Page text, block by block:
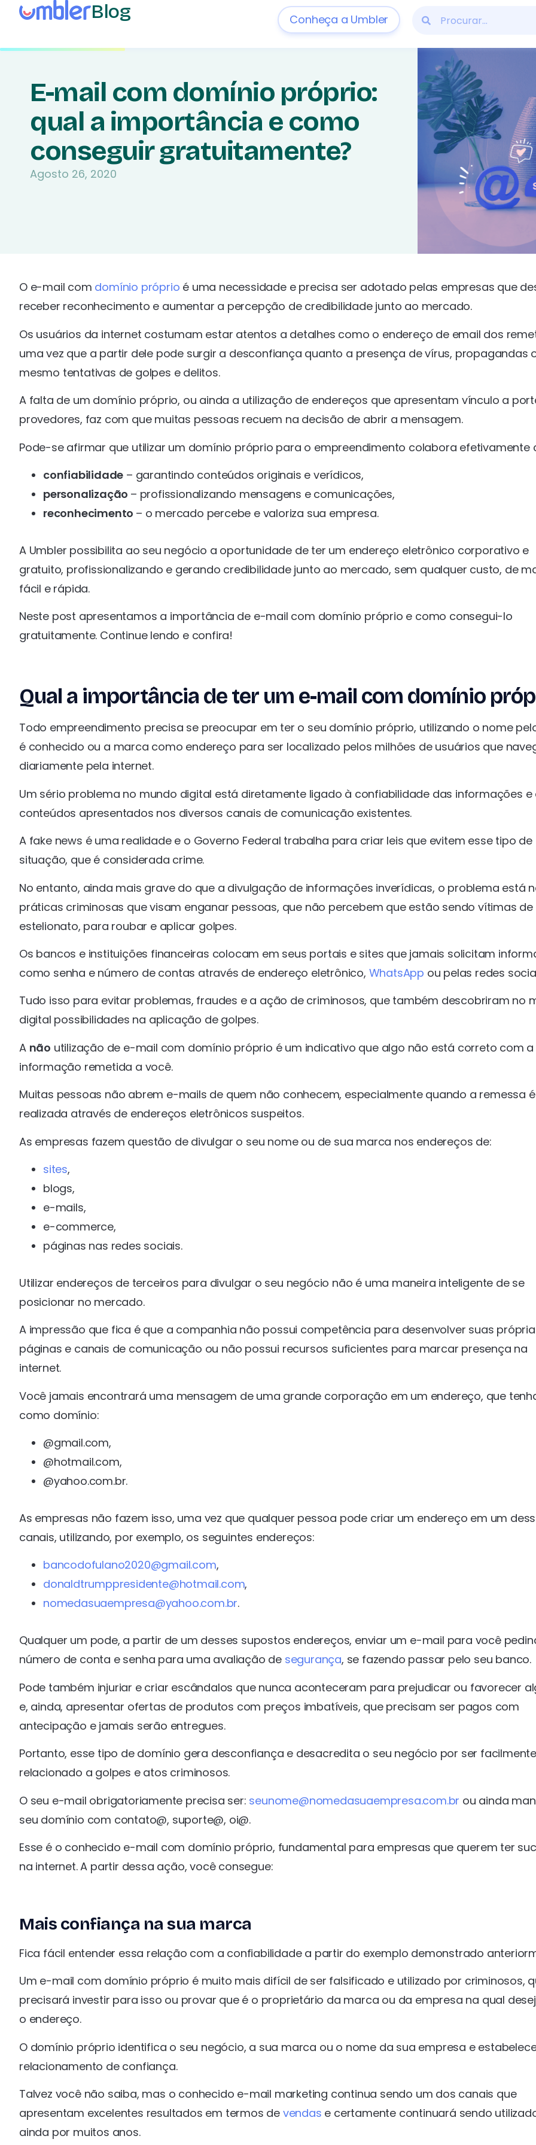
Blog Conheça a Umbler
E-mail com domínio próprio:
qual a importância e como
conseguir gratuitamente?
Agosto 26, 2020
O e-mail com domínio próprio é uma necessidade e precisa ser adotado pelas empresas que
receber reconhecimento e aumentar a percepção de credibilidade junto ao mercado.
Os usuários da internet costumam estar atentos a detalhes como o endereço de email dos
uma vez que a partir dele pode surgir a desconfiança quanto a presença de vírus, propagandas
mesmo tentativas de golpes e delitos.
A falta de um domínio próprio, ou ainda a utilização de endereços que apresentam vínculo a
provedores, faz com que muitas pessoas recuem na decisão de abrir a mensagem.
Pode-se afirmar que utilizar um domínio próprio para o empreendimento colabora efetivamente
confiabilidade – garantindo conteúdos originais e verídicos,
personalização – profissionalizando mensagens e comunicações,
reconhecimento – o mercado percebe e valoriza sua empresa.
A Umbler possibilita ao seu negócio a oportunidade de ter um endereço eletrônico corporativo e
gratuito, profissionalizando e gerando credibilidade junto ao mercado, sem qualquer custo, de
fácil e rápida.
Neste post apresentamos a importância de e-mail com domínio próprio e como consegui-lo
gratuitamente. Continue lendo e confira!
Qual a importância de ter um e-mail com domínio
Todo empreendimento precisa se preocupar em ter o seu domínio próprio, utilizando o nome
é conhecido ou a marca como endereço para ser localizado pelos milhões de usuários que
diariamente pela internet.
Um sério problema no mundo digital está diretamente ligado à confiabilidade das informações e
conteúdos apresentados nos diversos canais de comunicação existentes.
A fake news é uma realidade e o Governo Federal trabalha para criar leis que evitem esse tipo de
situação, que é considerada crime.
No entanto, ainda mais grave do que a divulgação de informações inverídicas, o problema está
práticas criminosas que visam enganar pessoas, que não percebem que estão sendo vítimas de
estelionato, para roubar e aplicar golpes.
Os bancos e instituições financeiras colocam em seus portais e sites que jamais solicitam
como senha e número de contas através de endereço eletrônico, WhatsApp ou pelas redes
Tudo isso para evitar problemas, fraudes e a ação de criminosos, que também descobriram no
digital possibilidades na aplicação de golpes.
A não utilização de e-mail com domínio próprio é um indicativo que algo não está correto com a
informação remetida a você.
Muitas pessoas não abrem e-mails de quem não conhecem, especialmente quando a remessa é
realizada através de endereços eletrônicos suspeitos.
As empresas fazem questão de divulgar o seu nome ou de sua marca nos endereços de:
sites,
blogs,
e-mails,
e-commerce,
páginas nas redes sociais.
Utilizar endereços de terceiros para divulgar o seu negócio não é uma maneira inteligente de se
posicionar no mercado.
A impressão que fica é que a companhia não possui competência para desenvolver suas
páginas e canais de comunicação ou não possui recursos suficientes para marcar presença na
internet.
Você jamais encontrará uma mensagem de uma grande corporação em um endereço, que
como domínio:
@gmail.com,
@hotmail.com,
@yahoo.com.br.
As empresas não fazem isso, uma vez que qualquer pessoa pode criar um endereço em um
canais, utilizando, por exemplo, os seguintes endereços:
bancodofulano2020@gmail.com,
donaldtrumppresidente@hotmail.com,
nomedasuaempresa@yahoo.com.br.
Qualquer um pode, a partir de um desses supostos endereços, enviar um e-mail para você
número de conta e senha para uma avaliação de segurança, se fazendo passar pelo seu banco.
Pode também injuriar e criar escândalos que nunca aconteceram para prejudicar ou favorecer
e, ainda, apresentar ofertas de produtos com preços imbatíveis, que precisam ser pagos com
antecipação e jamais serão entregues.
Portanto, esse tipo de domínio gera desconfiança e desacredita o seu negócio por ser facilmente
relacionado a golpes e atos criminosos.
O seu e-mail obrigatoriamente precisa ser: seunome@nomedasuaempresa.com.br ou ainda
seu domínio com contato@, suporte@, oi@.
Esse é o conhecido e-mail com domínio próprio, fundamental para empresas que querem ter
na internet. A partir dessa ação, você consegue:
Mais confiança na sua marca
Fica fácil entender essa relação com a confiabilidade a partir do exemplo demonstrado
Um e-mail com domínio próprio é muito mais difícil de ser falsificado e utilizado por criminosos,
precisará investir para isso ou provar que é o proprietário da marca ou da empresa na qual
o endereço.
O domínio próprio identifica o seu negócio, a sua marca ou o nome da sua empresa e
relacionamento de confiança.
Talvez você não saiba, mas o conhecido e-mail marketing continua sendo um dos canais que
apresentam excelentes resultados em termos de vendas e certamente continuará sendo
ainda por muitos anos.